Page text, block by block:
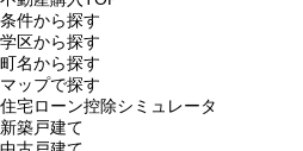
条件から探す
学区から探す
町名から探す
マップで探す
住宅ローン控除シミュレータ
新築戸建て